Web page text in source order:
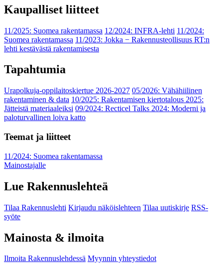
Kaupalliset liitteet
11/2025: Suomea rakentamassa 12/2024: INFRA-lehti 11/2024:
Suomea rakentamassa 11/2023: Jokka − Rakennusteollisuus RT:n
lehti kestävästä rakentamisesta
Tapahtumia
Urapolkuja-oppilaitoskiertue 2026-2027 05/2026: Vähähiilinen
rakentaminen & data 10/2025: Rakentamisen kiertotalous 2025:
Jätteistä materiaaleiksi 09/2024: Recticel Talks 2024: Moderni ja
paloturvallinen loiva katto
Teemat ja liitteet
11/2024: Suomea rakentamassa
Mainostajalle
Lue Rakennuslehteä
Tilaa Rakennuslehti Kirjaudu näköislehteen Tilaa uutiskirje RSS-
syöte
Mainosta & ilmoita
Ilmoita Rakennuslehdessä Myynnin yhteystiedot